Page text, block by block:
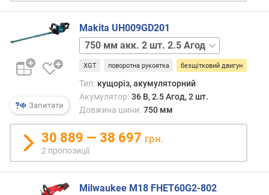
о
и
і
й
п
о
т
у
ж
н
Запитати
Makita UH009GD201
300 мм
акк.
шт.
4 Агод
300 мм
відсутній
600 мм
акк.
2
2.5 Агод
XGT поворотна рукоятка безщітковий двигун
Тип: кущоріз, акумуляторний
Акумулятор: 36 В, 2.5 Агод, 2 шт.
Довжина шини: 750 мм
30 889 — 38 697 грн.
2 пропозиції
Milwaukee M18 FHET60G2-802